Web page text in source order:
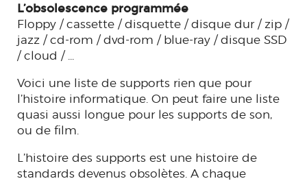
L’obsolescence programmée
Floppy / cassette / disquette / disque dur / zip /
jazz / cd-rom / dvd-rom / blue-ray / disque SSD
/ cloud / ...
Voici une liste de supports rien que pour
l’histoire informatique. On peut faire une liste
quasi aussi longue pour les supports de son,
ou de film.
L’histoire des supports est une histoire de
standards devenus obsolètes. A chaque